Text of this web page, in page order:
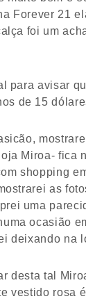
Forever 21
foi um
para avisar
de 15
Miroa- fica
shopping
as
uma
ocasião
deixando na
desta tal
vestido rosa